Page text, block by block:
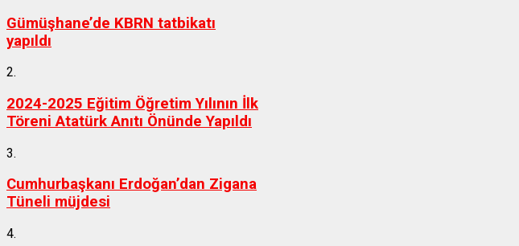
Gümüşhane’de KBRN tatbikatı
yapıldı
2.
2024-2025 Eğitim Öğretim Yılının İlk
Töreni Atatürk Anıtı Önünde Yapıldı
3.
Cumhurbaşkanı Erdoğan’dan Zigana
Tüneli müjdesi
4.